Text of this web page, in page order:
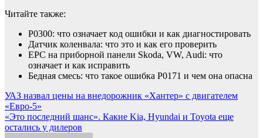
Читайте также:
P0300: что означает код ошибки и как диагностировать
Датчик коленвала: что это и как его проверить
EPC на приборной панели Skoda, VW, Audi: что
означает и как исправить
Бедная смесь: что такое ошибка Р0171 и чем она опасна
Навигация
по
записям
УАЗ назвал цены на внедорожник «Хантер» с двигателем
«Евро-5»
«Это последний шанс». Какие Kia, Hyundai и Toyota еще
остались у дилеров